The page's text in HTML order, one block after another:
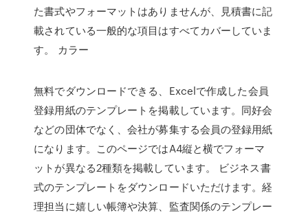
た書式やフォーマットはありませんが、見積書に記
載されている一般的な項目はすべてカバーしていま
す。 カラー
無料でダウンロードできる、Excelで作成した会員
登録用紙のテンプレートを掲載しています。同好会
などの団体でなく、会社が募集する会員の登録用紙
になります。このページではA4縦と横でフォーマ
ットが異なる2種類を掲載しています。 ビジネス書
式のテンプレートをダウンロードいただけます。経
理担当に嬉しい帳簿や決算、監査関係のテンプレー